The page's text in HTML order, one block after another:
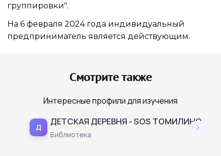
группировки".
На 6 февраля 2024 года индивидуальный
предприниматель является действующим.
Смотрите также
Интересные профили для изучения
Д
ДЕТСКАЯ ДЕРЕВНЯ - SOS ТОМИЛИНО
Библиотека